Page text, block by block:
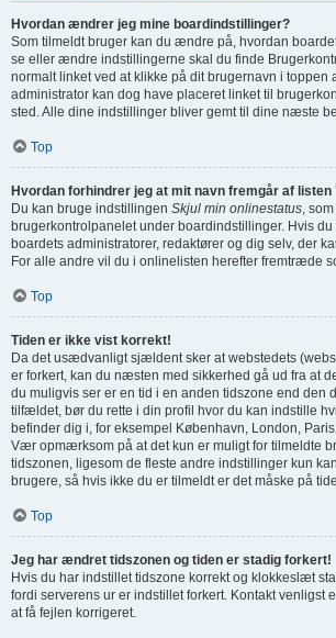
Hvordan ændrer jeg mine boardindstillinger?
Som tilmeldt bruger kan du ændre på, hvordan
se eller ændre indstillingerne skal du finde
normalt linket ved at klikke på dit brugernavn i toppen
administrator kan dog have placeret linket til
sted. Alle dine indstillinger bliver gemt til dine næste
Top
Hvordan forhindrer jeg at mit navn fremgår af
Du kan bruge indstillingen Skjul min onlinestatus ,
brugerkontrolpanelet under boardindstillinger. Hvis
boardets administratorer, redaktører og dig selv, der
For alle andre vil du i onlinelisten herefter fremtræde
Top
Tiden er ikke vist korrekt!
Da det usædvanligt sjældent sker at webstedets
er forkert, kan du næsten med sikkerhed gå ud fra at
du muligvis ser er en tid i en anden tidszone end den
tilfældet, bør du rette i din profil hvor du kan indstille
befinder dig i, for eksempel København, London,
Vær opmærksom på at det kun er muligt for tilmeldte
tidszonen, ligesom de fleste andre indstillinger kun
brugere, så hvis ikke du er tilmeldt er det måske på
Top
Jeg har ændret tidszonen og tiden er stadig forkert!
Hvis du har indstillet tidszone korrekt og klokkeslæt
fordi serverens ur er indstillet forkert. Kontakt venligst
at få fejlen korrigeret.